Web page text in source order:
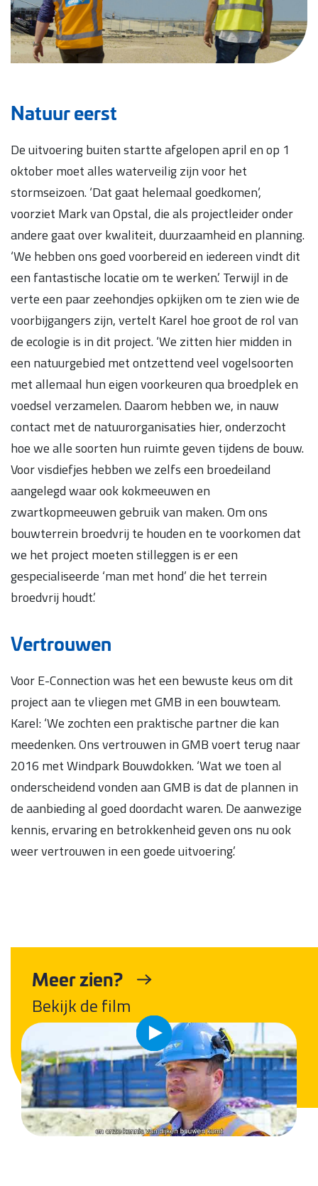
Natuur eerst
De uitvoering buiten startte afgelopen april en op 1
oktober moet alles waterveilig zijn voor het
stormseizoen. ‘Dat gaat helemaal goedkomen’,
voorziet Mark van Opstal, die als projectleider onder
andere gaat over kwaliteit, duurzaamheid en planning.
‘We hebben ons goed voorbereid en iedereen vindt dit
een fantastische locatie om te werken.’ Terwijl in de
verte een paar zeehondjes opkijken om te zien wie de
voorbijgangers zijn, vertelt Karel hoe groot de rol van
de ecologie is in dit project. ‘We zitten hier midden in
een natuurgebied met ontzettend veel vogelsoorten
met allemaal hun eigen voorkeuren qua broedplek en
voedsel verzamelen. Daarom hebben we, in nauw
contact met de natuurorganisaties hier, onderzocht
hoe we alle soorten hun ruimte geven tijdens de bouw.
Voor visdiefjes hebben we zelfs een broedeiland
aangelegd waar ook kokmeeuwen en
zwartkopmeeuwen gebruik van maken. Om ons
bouwterrein broedvrij te houden en te voorkomen dat
we het project moeten stilleggen is er een
gespecialiseerde ‘man met hond’ die het terrein
broedvrij houdt.’
Vertrouwen
Voor E-Connection was het een bewuste keus om dit
project aan te vliegen met GMB in een bouwteam.
Karel: ‘We zochten een praktische partner die kan
meedenken. Ons vertrouwen in GMB voert terug naar
2016 met Windpark Bouwdokken. ‘Wat we toen al
onderscheidend vonden aan GMB is dat de plannen in
de aanbieding al goed doordacht waren. De aanwezige
kennis, ervaring en betrokkenheid geven ons nu ook
weer vertrouwen in een goede uitvoering.’
Meer zien?
Bekijk de film